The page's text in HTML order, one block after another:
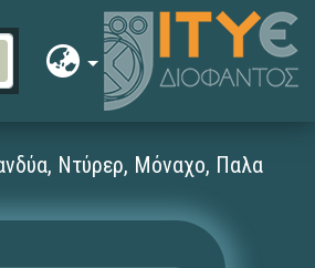
Ντύρερ, Μόναχο, Παλαιά